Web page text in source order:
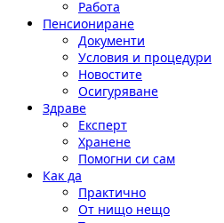
Работа
Пенсиониране
Документи
Условия и процедури
Новостите
Осигуряване
Здраве
Експерт
Хранене
Помогни си сам
Как да
Практично
От нищо нещо